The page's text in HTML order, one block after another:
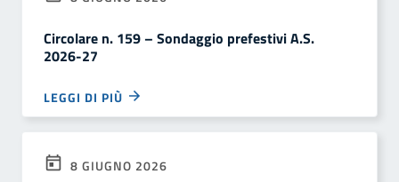
Circolare n. 159 – Sondaggio prefestivi A.S.
2026-27
LEGGI DI PIÙ
8 GIUGNO 2026